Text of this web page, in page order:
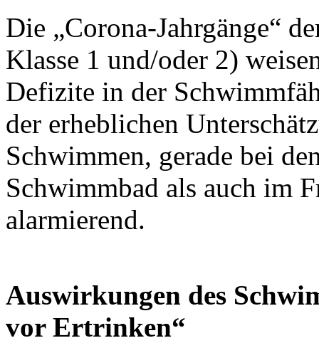
Die „Corona-Jahrgänge“
Klasse 1 und/oder 2)
Defizite in der
der erheblichen
Schwimmen, gerade bei
Schwimmbad als auch im
alarmierend.
Auswirkungen des
vor Ertrinken“